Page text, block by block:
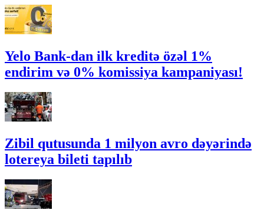
Yelo Bank-dan ilk kreditə özəl 1%
endirim və 0% komissiya kampaniyası!
Zibil qutusunda 1 milyon avro dəyərində
lotereya bileti tapılıb